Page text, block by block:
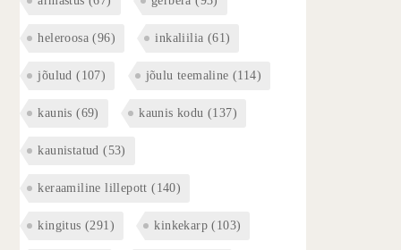
heleroosa (96) inkaliilia (61)
jõulud (107) jõulu teemaline (114)
kaunis (69) kaunis kodu (137)
kaunistatud (53)
keraamiline lillepott (140)
kingitus (291) kinkekarp (103)